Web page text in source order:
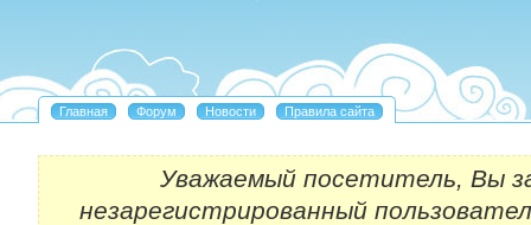
Уважаемый посетитель, Вы
незарегистрированный